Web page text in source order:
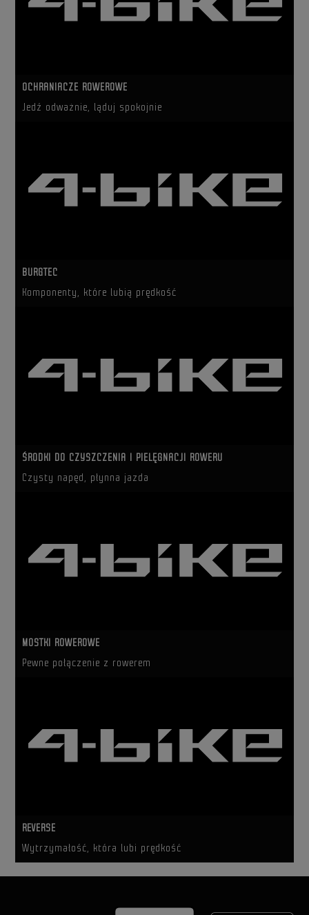
OCHRANIACZE ROWEROWE
Jedź odważnie, ląduj spokojnie
BURGTEC
Komponenty, które lubią prędkość
ŚRODKI DO CZYSZCZENIA I PIELĘGNACJI ROWERU
Czysty napęd, płynna jazda
MOSTKI ROWEROWE
Pewne połączenie z rowerem
REVERSE
Wytrzymałość, która lubi prędkość